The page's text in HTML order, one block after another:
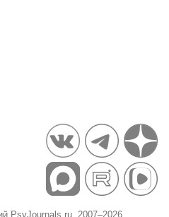
PsyJournals.ru, 2007–2026